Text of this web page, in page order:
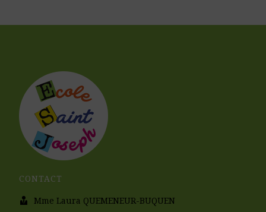
CONTACT
Mme Laura QUEMENEUR-BUQUEN